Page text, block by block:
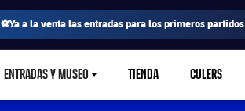
⚽Ya a la venta las entradas para los primeros partidos
ENTRADAS Y MUSEOLABEL.SHARE.CARETDOWN
TIENDA CULERS